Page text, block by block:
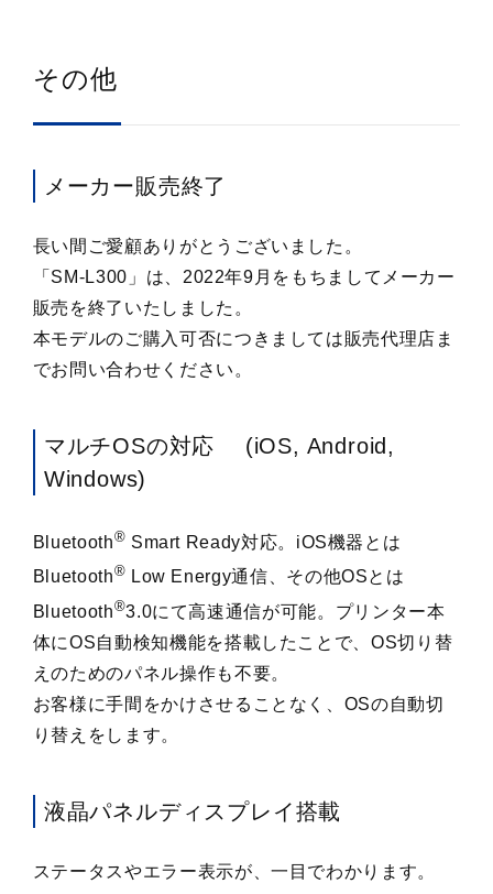
その他
メーカー販売終了
長い間ご愛顧ありがとうございました。
「SM-L300」は、2022年9月をもちましてメーカー
販売を終了いたしました。
本モデルのご購入可否につきましては販売代理店ま
でお問い合わせください。
マルチOSの対応 (iOS, Android,
Windows)
Bluetooth® Smart Ready対応。iOS機器とは
Bluetooth® Low Energy通信、その他OSとは
Bluetooth®3.0にて高速通信が可能。プリンター本
体にOS自動検知機能を搭載したことで、OS切り替
えのためのパネル操作も不要。
お客様に手間をかけさせることなく、OSの自動切
り替えをします。
液晶パネルディスプレイ搭載
ステータスやエラー表示が、一目でわかります。